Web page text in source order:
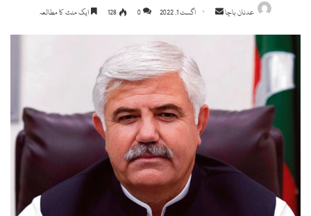
عدنان باچا
Send اگست 1, 2022 0
128 ایک منٹ کا مطالعہ